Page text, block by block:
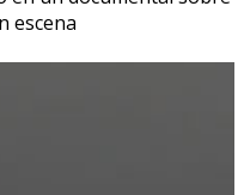
escena